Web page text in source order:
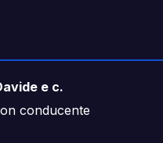
e c.
conducente